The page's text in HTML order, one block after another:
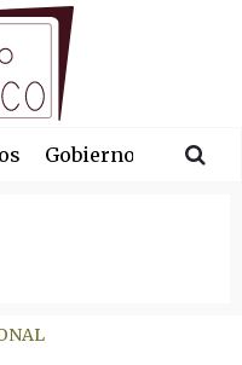
Gobierno